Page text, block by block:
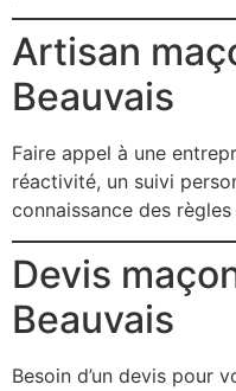
Artisan
Beauvais
Faire appel à une
réactivité, un suivi
connaissance des règles
Devis
Beauvais
Besoin d’un devis pour